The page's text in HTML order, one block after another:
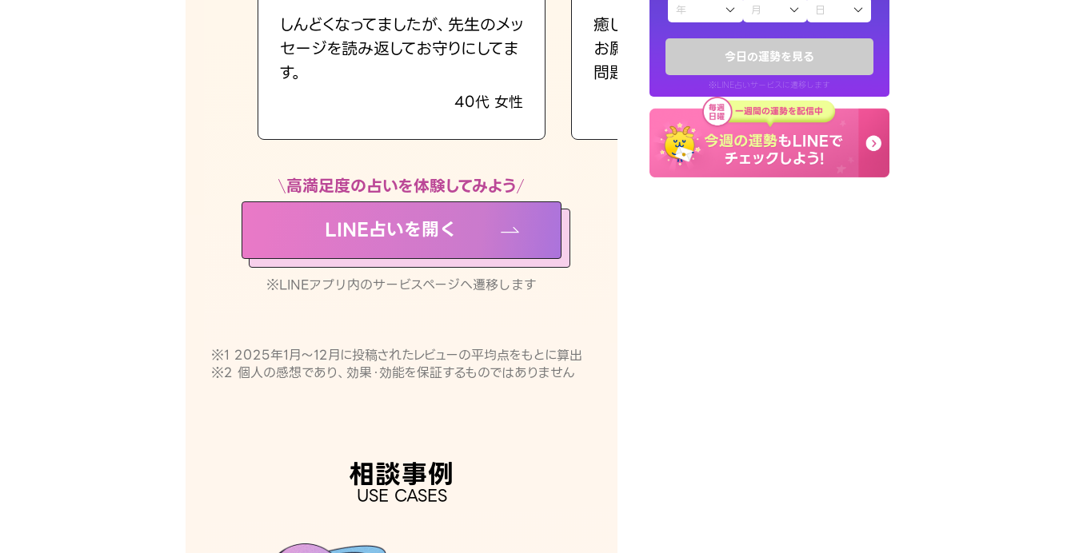
今日の運勢を見る
※LINE占いサービスに遷移します
えもじの子（占）12星座占い
お知らせ
しんどくなってましたが、先生のメッ
セージを読み返してお守りにしてま
す。
40代 女性
癒し系でおしゃべりしたくて鑑定を
お願いしてます(笑)
問題解決もピカイチ！
50代 女性
高満足度の占いを体験してみよう
LINE占いを開く
※LINEアプリ内のサービスページへ遷移します
※1 2025年1月〜12月に投稿されたレビューの平均点をもとに算出
※2 個人の感想であり、効果・効能を保証するものではありません
相談事例
USE CASES